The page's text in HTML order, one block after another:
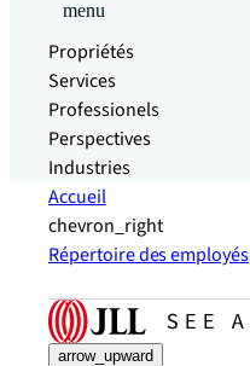
menu
Propriétés
Services
Professionels
Perspectives
Industries
Accueil
chevron_right
Répertoire des employés
arrow_upward